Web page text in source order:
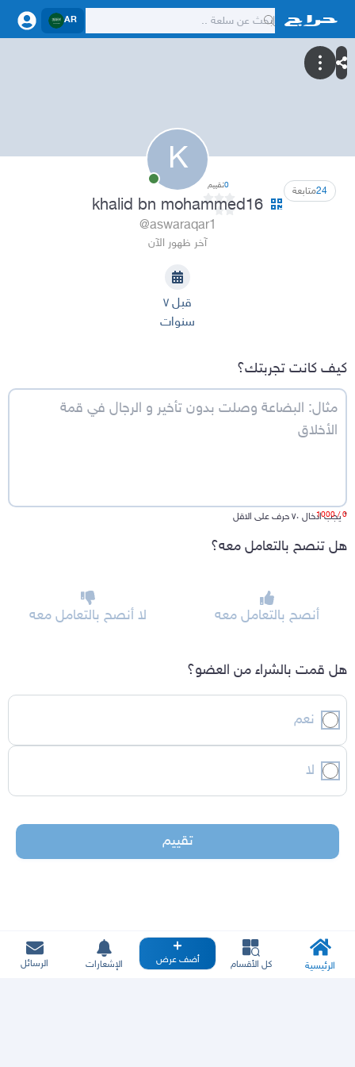
AR
K
24متابعة 0تقييم
khalid bn mohammed16
@aswaraqar1
آخر ظهور الآن
قبل ٧
سنوات
كيف كانت تجربتك؟
*يجب ادخال ٧٠ حرف على الاقل0
/ 1000
هل تنصح بالتعامل معه؟
أنصح بالتعامل معه لا أنصح بالتعامل معه
هل قمت بالشراء من العضو؟
نعم
لا
تقييم
الرئيسية كل الأقسام أضف عرض الإشعارات الرسائل